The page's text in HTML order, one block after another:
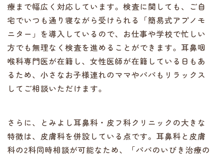
療まで幅広く対応しています。検査に関しても、ご自
宅でいつも通り寝ながら受けられる「簡易式アプノモ
ニター」を導入しているので、お仕事や学校で忙しい
方でも無理なく検査を進めることができます。耳鼻咽
喉科専門医が在籍し、女性医師が在籍している日もあ
るため、小さなお子様連れのママやパパもリラックス
してご相談いただけます。
さらに、とみよし耳鼻科・皮フ科クリニックの大きな
特徴は、皮膚科を併設している点です。耳鼻科と皮膚
科の2科同時相談が可能なため、「パパのいびき治療の